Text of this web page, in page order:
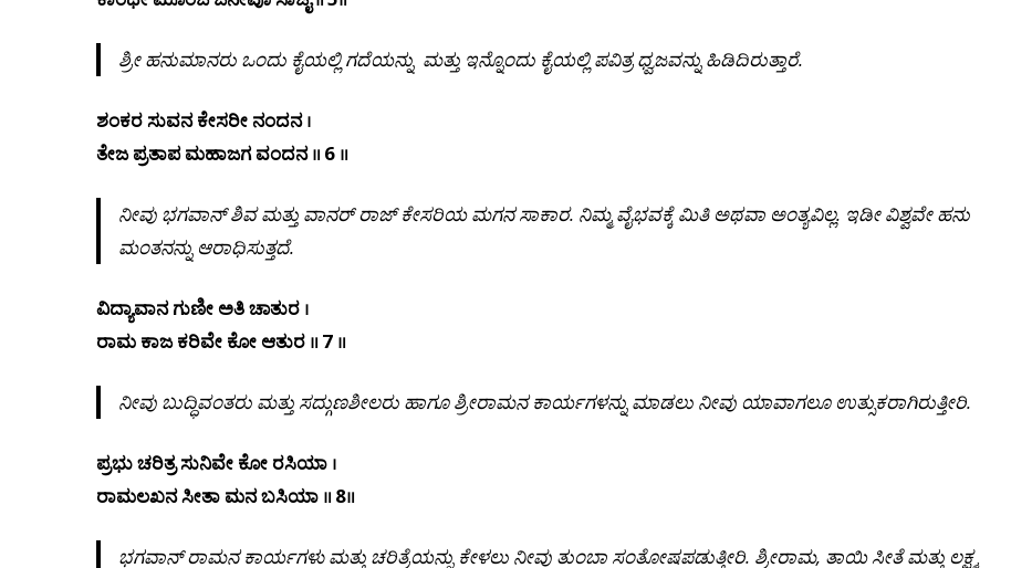
ಶ್ರೀ ಹನುಮಾನರು ಒಂದು ಕೈಯಲ್ಲಿ ಗದೆಯನ್ನು ಮತ್ತು ಇನ್ನೊಂದು ಕೈಯಲ್ಲಿ ಪವಿತ್ರ ಧ್ವಜವನ್ನು ಹಿಡಿದಿರುತ್ತಾರೆ.
ಶಂಕರ ಸುವನ ಕೇಸರೀ ನಂದನ ।
ತೇಜ ಪ್ರತಾಪ ಮಹಾಜಗ ವಂದನ ॥ 6 ॥
ನೀವು ಭಗವಾನ್ ಶಿವ ಮತ್ತು ವಾನರ್ ರಾಜ್ ಕೇಸರಿಯ ಮಗನ ಸಾಕಾರ. ನಿಮ್ಮ ವೈಭವಕ್ಕೆ ಮಿತಿ ಅಥವಾ ಅಂತ್ಯವಿಲ್ಲ. ಇಡೀ ವಿಶ್ವವೇ ಹನು
ಮಂತನನ್ನು ಆರಾಧಿಸುತ್ತದೆ.
ವಿದ್ಯಾವಾನ ಗುಣೀ ಅತಿ ಚಾತುರ ।
ರಾಮ ಕಾಜ ಕರಿವೇ ಕೋ ಆತುರ ॥ 7 ॥
ನೀವು ಬುದ್ಧಿವಂತರು ಮತ್ತು ಸದ್ಗುಣಶೀಲರು ಹಾಗೂ ಶ್ರೀರಾಮನ ಕಾರ್ಯಗಳನ್ನು ಮಾಡಲು ನೀವು ಯಾವಾಗಲೂ ಉತ್ಸುಕರಾಗಿರುತ್ತೀರಿ.
ಪ್ರಭು ಚರಿತ್ರ ಸುನಿವೇ ಕೋ ರಸಿಯಾ ।
ರಾಮಲಖನ ಸೀತಾ ಮನ ಬಸಿಯಾ ॥ 8॥
ಭಗವಾನ್ ರಾಮನ ಕಾರ್ಯಗಳು ಮತ್ತು ಚರಿತ್ರೆಯನ್ನು ಕೇಳಲು ನೀವು ತುಂಬಾ ಸಂತೋಷಪಡುತ್ತೀರಿ. ಶ್ರೀರಾಮ, ತಾಯಿ ಸೀತೆ ಮತ್ತು ಲಕ್ಷ್ಮ